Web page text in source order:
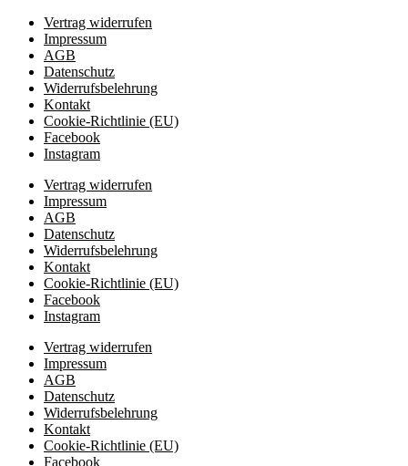
Vertrag widerrufen
Impressum
AGB
Datenschutz
Widerrufsbelehrung
Kontakt
Cookie-Richtlinie (EU)
Facebook
Instagram
Vertrag widerrufen
Impressum
AGB
Datenschutz
Widerrufsbelehrung
Kontakt
Cookie-Richtlinie (EU)
Facebook
Instagram
Vertrag widerrufen
Impressum
AGB
Datenschutz
Widerrufsbelehrung
Kontakt
Cookie-Richtlinie (EU)
Facebook